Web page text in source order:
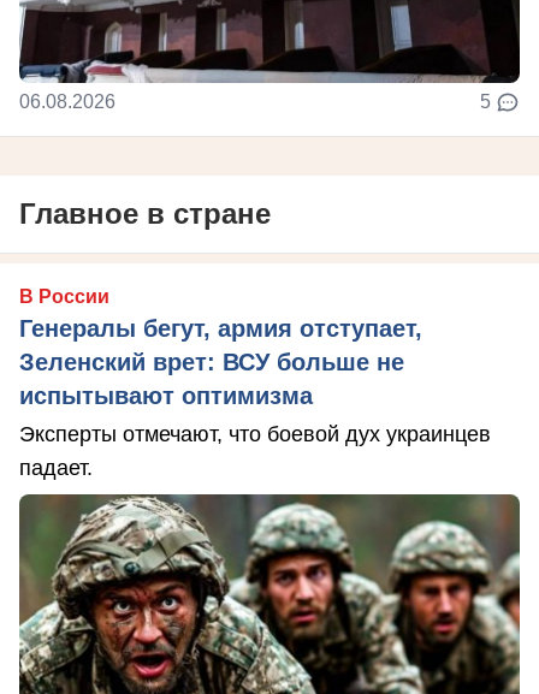
06.08.2026 5
Главное в стране
В России
Генералы бегут, армия отступает,
Зеленский врет: ВСУ больше не
испытывают оптимизма
Эксперты отмечают, что боевой дух украинцев
падает.